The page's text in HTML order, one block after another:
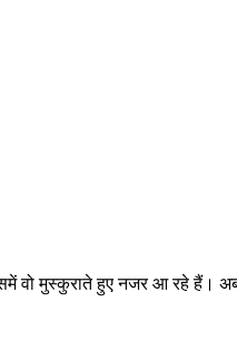
वो मुस्कुराते हुए नजर आ रहे हैं।